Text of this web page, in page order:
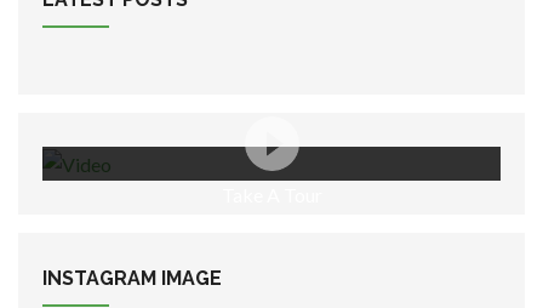
INSTAGRAM IMAGE